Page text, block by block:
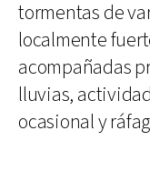
tormentas de
localmente
acompañadas
lluvias,
ocasional y